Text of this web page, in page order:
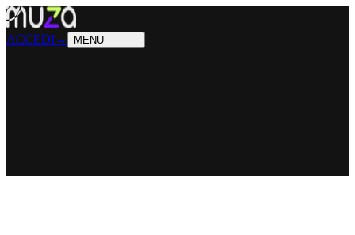
ACCEDI→ MENU
PRODOTTI Cosa sappiamo fare
SOLUZIONIChi possiamo aiutare